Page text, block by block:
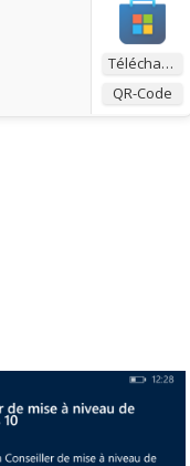
Télécharger
QR-Code